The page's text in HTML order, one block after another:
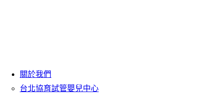
關於我們
台北協育試管嬰兒中心